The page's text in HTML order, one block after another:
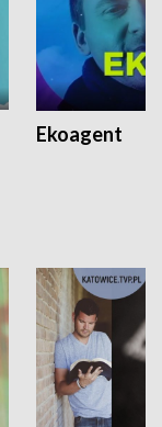
Ekoagent